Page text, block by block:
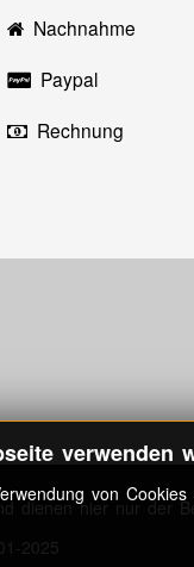
Nachnahme
Paypal
Rechnung
verwenden
von Cookies
dienen hier nur der
2025